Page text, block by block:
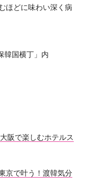
ほどに味わい深く病
韓国横丁」内
阪で楽しむホテルス
京で叶う！渡韓気分